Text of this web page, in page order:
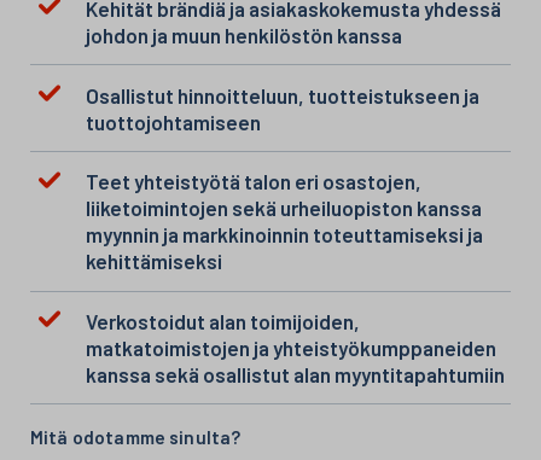
Kehität brändiä ja asiakaskokemusta yhdessä
johdon ja muun henkilöstön kanssa
Osallistut hinnoitteluun, tuotteistukseen ja
tuottojohtamiseen
Teet yhteistyötä talon eri osastojen,
liiketoimintojen sekä urheiluopiston kanssa
myynnin ja markkinoinnin toteuttamiseksi ja
kehittämiseksi
Verkostoidut alan toimijoiden,
matkatoimistojen ja yhteistyökumppaneiden
kanssa sekä osallistut alan myyntitapahtumiin
Mitä odotamme sinulta?